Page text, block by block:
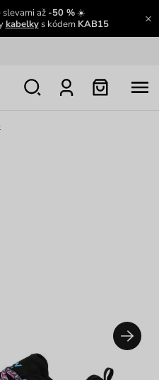
slevami až -50 %☀️
kabelkys kódem KAB15